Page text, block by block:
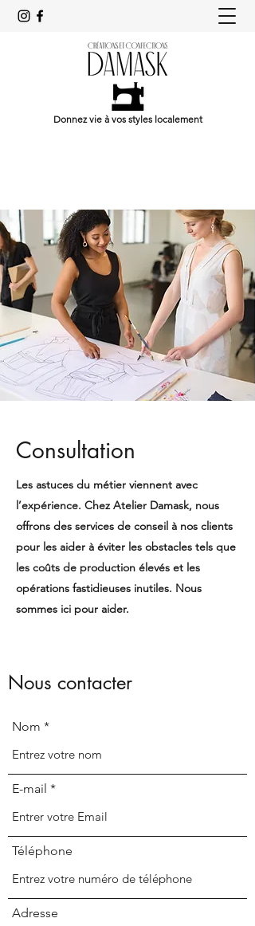
Donnez vie à vos styles localement
Consultation
Les astuces du métier viennent avec
l’expérience. Chez Atelier Damask, nous
offrons des services de conseil à nos clients
pour les aider à éviter les obstacles tels que
les coûts de production élevés et les
opérations fastidieuses inutiles. Nous
sommes ici pour aider.
Nous contacter
Nom
E-mail
Téléphone
Adresse